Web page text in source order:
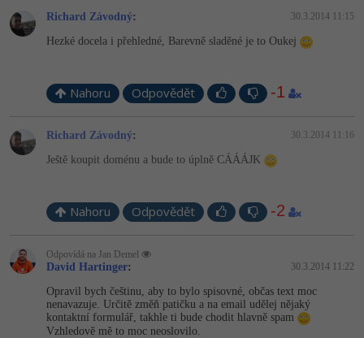
SEO specialista
Pro děti
Time management
Elektronický podpis
Fórum
Ostatní
Blog
Pro firmy
Richard Závodný: 30.3.2014 11:15
Hezké docela i přehledné, Barevně sladěné je to Oukej
Nahoru Odpovědět -1
Richard Závodný: 30.3.2014 11:16
Ještě koupit doménu a bude to úplně CÁÁÁJK
Nahoru Odpovědět -2
Odpovídá na Jan Demel
David Hartinger: 30.3.2014 11:22
Opravil bych češtinu, aby to bylo spisovné, občas text moc
nenavazuje. Určitě změň patičku a na email udělej nějaký
kontaktní formulář, takhle ti bude chodit hlavně spam
Vzhledově mě to moc neoslovilo.